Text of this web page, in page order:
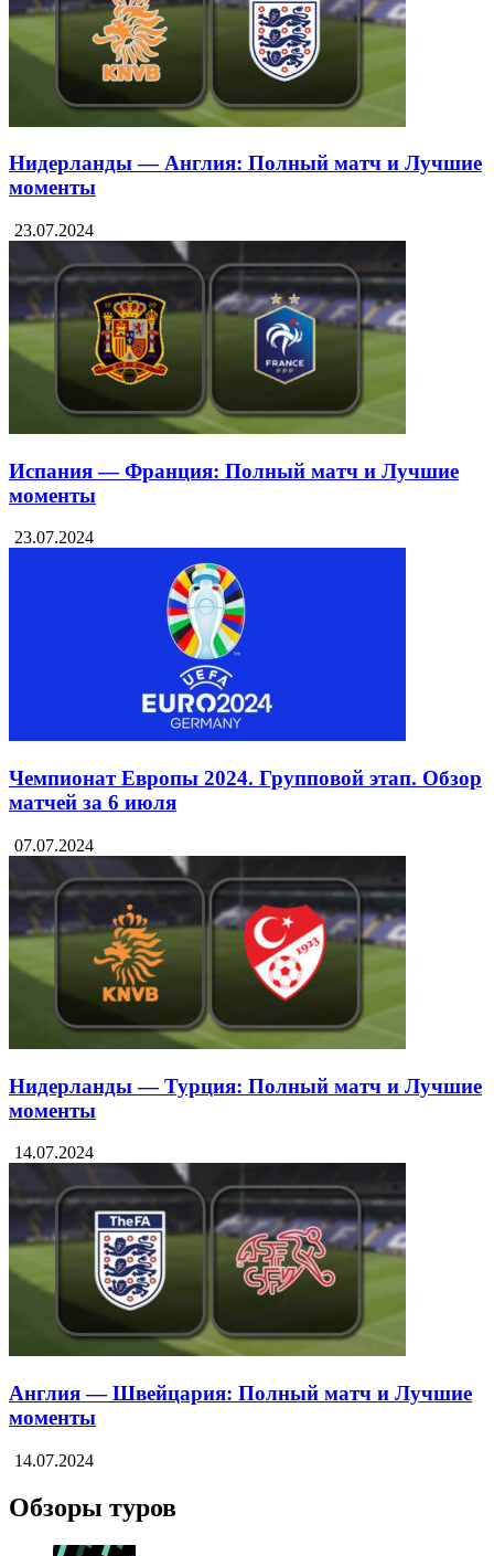
Нидерланды — Англия: Полный матч и Лучшие
моменты
23.07.2024
Испания — Франция: Полный матч и Лучшие
моменты
23.07.2024
Чемпионат Европы 2024. Групповой этап. Обзор
матчей за 6 июля
07.07.2024
Нидерланды — Турция: Полный матч и Лучшие
моменты
14.07.2024
Англия — Швейцария: Полный матч и Лучшие
моменты
14.07.2024
Обзоры туров